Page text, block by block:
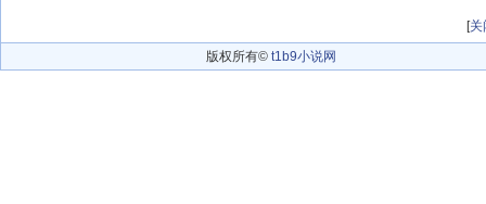
[关
版权所有© t1b9小说网